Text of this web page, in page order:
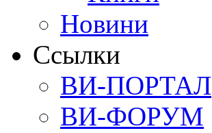
Новини
Ссылки
ВИ-ПОРТАЛ
ВИ-ФОРУМ